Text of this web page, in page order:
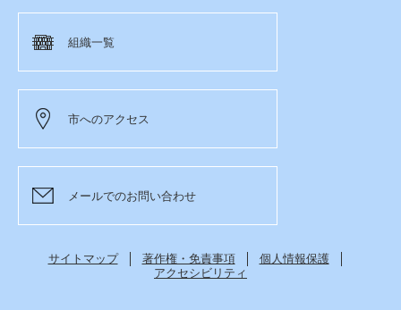
組織一覧
市へのアクセス
メールでのお問い合わせ
サイトマップ 著作権・免責事項
個人情報保護
アクセシビリティ